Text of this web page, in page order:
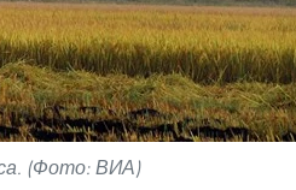
(Фото: ВИА)